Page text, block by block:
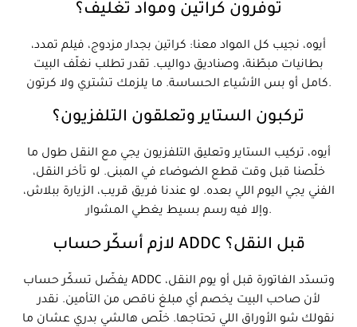
توفرون كراتين ومواد تغليف؟
أيوه، نجيب كل المواد معنا: كراتين بجدار مزدوج، فيلم تمدد،
بطانيات مبطّنة، وصناديق دواليب. تقدر تطلب نغلّف البيت
كامل أو بس الأشياء الحساسة. ما يلزمك تشتري ولا كرتون.
تركبون الستاير وتعلقون التلفزيون؟
أيوه، تركيب الستاير وتعليق التلفزيون يجي مع النقل طول ما
خلّصنا قبل وقت قطع الضوضاء في المبنى. لو تأخر النقل،
الفني يجي اليوم اللي بعده. لو عندنا فريق قريب، الزيارة ببلاش،
وإلا فيه رسم بسيط يغطي المشوار.
لازم أسكّر حساب ADDC قبل النقل؟
يفضّل تسكّر حساب ADDC وتسدّد الفاتورة قبل أو يوم النقل،
لأن صاحب البيت يخصم أي مبلغ ناقص من التأمين. نقدر
نقولك شو الأوراق اللي تحتاجها. خلّص هالشي بدري عشان ما